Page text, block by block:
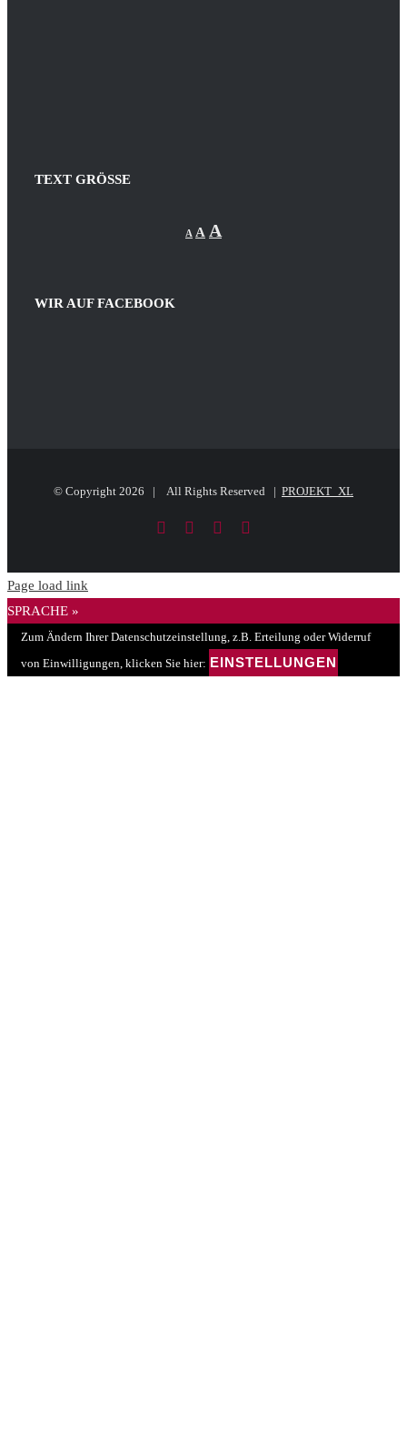
TEXT GRÖSSE
A
font
A Reset
A
WIR AUF FACEBOOK
© Copyright 2026 | All Rights Reserved | PROJEKT_XL
FacebookLinkedIn
PayPal
Page load link
SPRACHE »
Zum Ändern Ihrer Datenschutzeinstellung, z.B. Erteilung oder Widerruf
von Einwilligungen, klicken Sie hier: EINSTELLUNGEN